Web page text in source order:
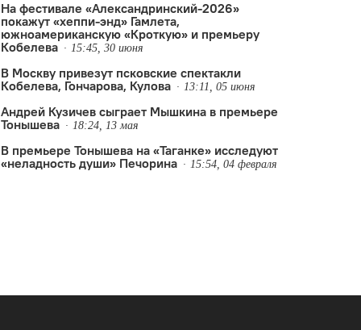
Черняков,Клаус Гут,Пина Бауш,планы на сезон,Ромео
На фестивале «Александринский-2026»
покажут «хеппи-энд» Гамлета,
южноамериканскую «Кроткую» и премьеру
Кобелева
15:45, 30 июня
В Москву привезут псковские спектакли
Кобелева, Гончарова, Кулова
13:11, 05 июня
Андрей Кузичев сыграет Мышкина в премьере
Тонышева
18:24, 13 мая
В премьере Тонышева на «Таганке» исследуют
«неладность души» Печорина
15:54, 04 февраля